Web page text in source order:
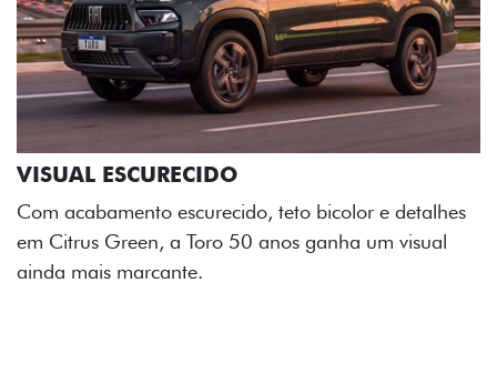
ADESIVOS ESTILIZADOS
Os adesivos aplicados no capô e nas laterais
reforçam a identidade única dessa edição para lá de
comemorativa.
Previous
Next